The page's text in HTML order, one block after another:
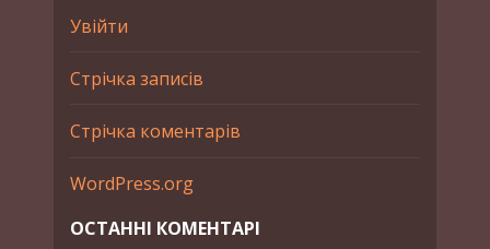
Увійти
Стрічка записів
Стрічка коментарів
WordPress.org
ОСТАННІ КОМЕНТАРІ